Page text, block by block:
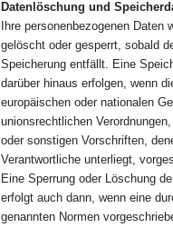
Datenlöschung und
Ihre personenbezogenen Daten
gelöscht oder gesperrt, sobald
Speicherung entfällt. Eine
darüber hinaus erfolgen, wenn
europäischen oder nationalen
unionsrechtlichen
oder sonstigen Vorschriften,
Verantwortliche unterliegt,
Eine Sperrung oder Löschung
erfolgt auch dann, wenn eine
genannten Normen